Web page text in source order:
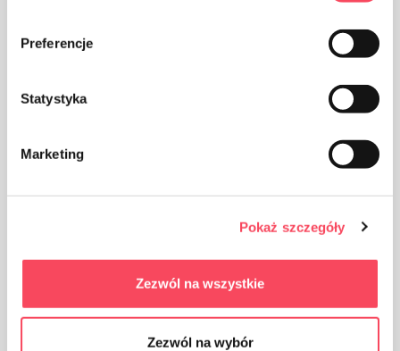
Preferencje
Statystyka
Marketing
Pokaż szczegóły
Zezwól na wszystkie
Zezwól na wybór
утиче на укус и мирис јела